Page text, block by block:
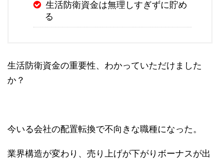
生活防衛資金は無理しすぎずに貯め
る
生活防衛資金の重要性、わかっていただけました
か？
今いる会社の配置転換で不向きな職種になった。
業界構造が変わり、売り上げが下がりボーナスが出